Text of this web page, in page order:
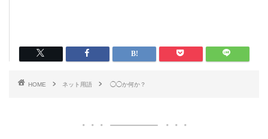
HOME ネット用語 ◯◯か何か？